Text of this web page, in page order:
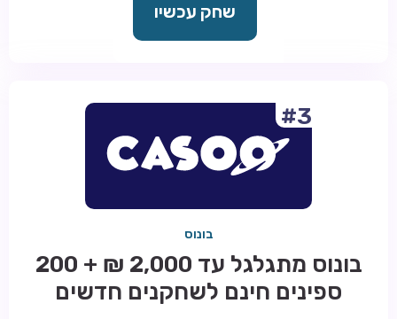
שחק עכשיו
#3
בונוס
בונוס מתגלגל עד 2,000 ₪ + 200
ספינים חינם לשחקנים חדשים